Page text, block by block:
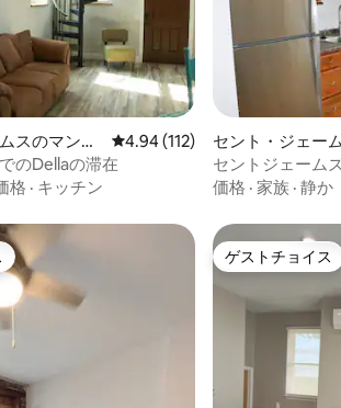
スのマンシ
レビュー112件、5つ星中4.94
4.94 (112)
のDellaの滞在
格 · キッチン
セント・ジェー
ョン・アパート
セントジェーム
Houseの宿泊先
価格 · 家族 · 静か
ゲストチョイス
ゲストチョイス